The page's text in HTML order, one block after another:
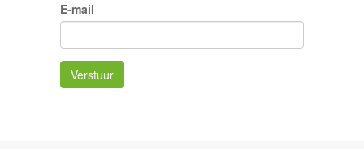
E-mail
Verstuur